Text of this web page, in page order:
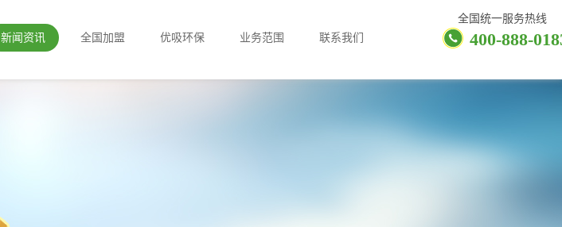
全国统一服务热线
400-888-
新闻资讯 全国加盟 优吸环保 业务范围 联系我们